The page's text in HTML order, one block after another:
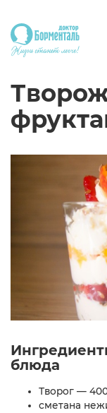
блюда
Творог —
сметана